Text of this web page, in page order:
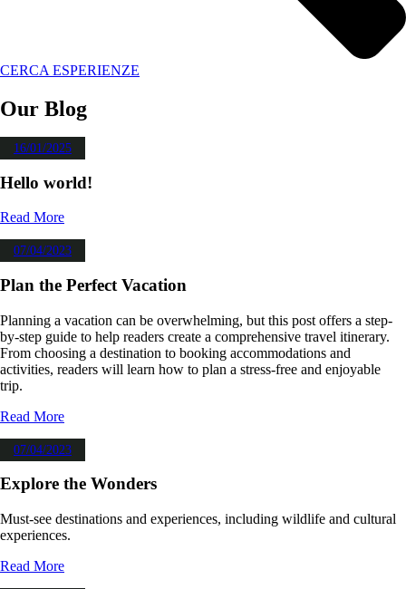
CERCA ESPERIENZE
Our Blog
16/01/2025
Hello world!
Read More
07/04/2023
Plan the Perfect Vacation
Planning a vacation can be overwhelming, but this post offers a step-
by-step guide to help readers create a comprehensive travel itinerary.
From choosing a destination to booking accommodations and
activities, readers will learn how to plan a stress-free and enjoyable
trip.
Read More
07/04/2023
Explore the Wonders
Must-see destinations and experiences, including wildlife and cultural
experiences.
Read More